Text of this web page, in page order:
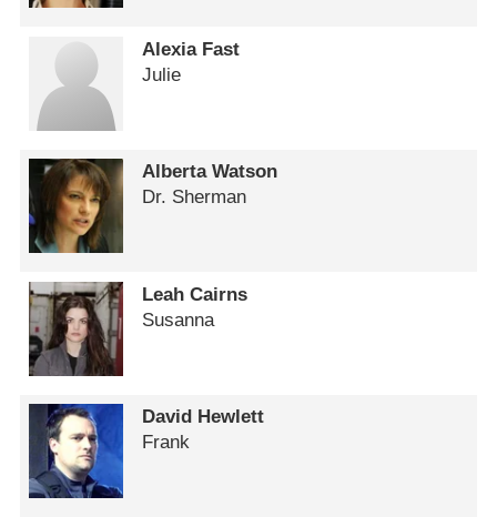
Alexia Fast
Julie
Alberta Watson
Dr. Sherman
Leah Cairns
Susanna
David Hewlett
Frank